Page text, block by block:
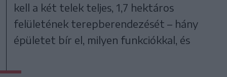
kell a két telek teljes, 1,7 hektáros
felületének terepberendezését – hány
épületet bír el, milyen funkciókkal, és